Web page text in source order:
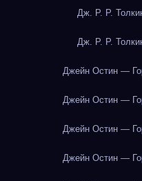
Дж. Р. Р.
Дж. Р. Р.
Джейн Остин —
Джейн Остин —
Джейн Остин —
Джейн Остин —